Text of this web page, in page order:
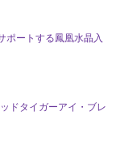
ポートする鳳凰水晶入
ドタイガーアイ・ブレ